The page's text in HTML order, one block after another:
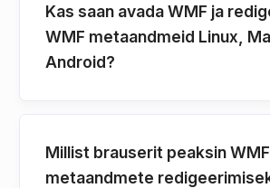
Kas saan avada WMF ja
WMF metaandmeid Linux,
Android?
Millist brauserit peaksin WMF
metaandmete